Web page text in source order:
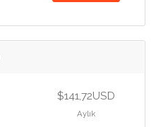
$141,72USD
Aylık